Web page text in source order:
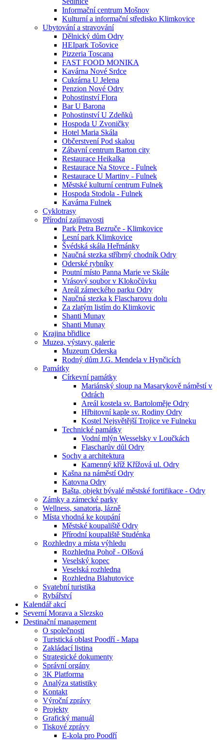
Informační centrum Mošnov
Kulturní a informační středisko Klimkovice
Ubytování a stravování
Dělnický dům Odry
HEIpark Tošovice
Pizzeria Toscana
FAST FOOD MONIKA
Kavárna Nové Srdce
Cukrárna U Jelena
Penzion Nové Odry
Pohostinství Flora
Bar U Barona
Pohostinství U Zdeňků
Hospoda U Zvoničky
Hotel Maria Skála
Občerstvení Pod skalou
Zábavní centrum Barton city
Restaurace Heikalka
Restaurace Na Stovce - Fulnek
Restaurace U Martiny - Fulnek
Městské kulturní centrum Fulnek
Hospoda Stodola - Fulnek
Kavárna Fulnek
Cyklotrasy
Přírodní zajímavosti
Park Petra Bezruče - Klimkovice
Lesní park Klimkovice
Švédská skála Heřmánky
Naučná stezka stříbrný chodník Odry
Oderské rybníky
Poutní místo Panna Marie ve Skále
Vrásový soubor v Klokočůvku
Areál zámeckého parku Odry
Naučná stezka k Flascharovu dolu
Za zlatým listím do Klimkovic
Shanti Munay
Shanti Munay
Krajina břidlice
Muzea, výstavy, galerie
Muzeum Oderska
Rodný dům J.G. Mendela v Hynčicích
Památky
Církevní památky
Mariánský sloup na Masarykově náměstí v
Odrách
Areál kostela sv. Bartoloměje Odry
Hřbitovní kaple sv. Rodiny Odry
Kostel Nejsvětější Trojice ve Fulneku
Technické památky
Vodní mlýn Wesselsky v Loučkách
Flascharův důl Odry
Sochy a architektura
Kamenný kříž Křížová ul. Odry
Kašna na náměstí Odry
Katovna Odry
Bašta, objekt bývalé městské fortifikace - Odry
Zámky a zámecké parky
Wellness, sanatoria, lázně
Místa vhodná ke koupání
Městské koupaliště Odry
Přírodní koupaliště Studénka
Rozhledny a místa výhledu
Rozhledna Pohoř - Olšová
Veselský kopec
Veselská rozhledna
Rozhledna Blahutovice
Svatební turistika
Rybářství
Kalendář akcí
Severní Morava a Slezsko
Destinační management
O společnosti
Turistická oblast Poodří - Mapa
Zakládací listina
Strategické dokumenty
Správní orgány
3K Platforma
Analýza statistiky
Kontakt
Výroční zprávy
Projekty
Grafický manuál
Tiskové zprávy
E-kola pro Poodří